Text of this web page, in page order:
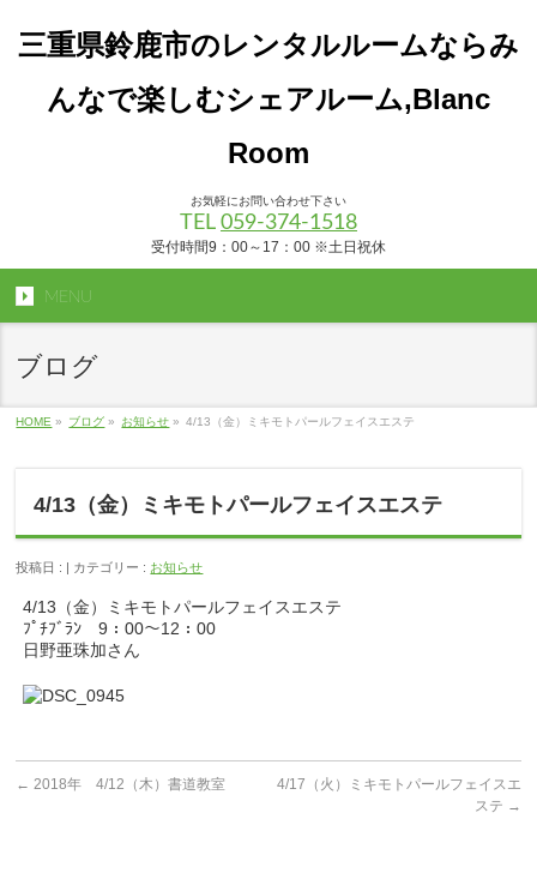
三重県鈴鹿市のレンタルルームならみ
んなで楽しむシェアルーム,Blanc
Room
お気軽にお問い合わせ下さい
TEL 059-374-1518
受付時間9：00～17：00 ※土日祝休
MENU
ブログ
HOME » ブログ » お知らせ » 4/13（金）ミキモトパールフェイスエステ
4/13（金）ミキモトパールフェイスエステ
投稿日 : | カテゴリー : お知らせ
4/13（金）ミキモトパールフェイスエステ
ﾌﾟﾁﾌﾞﾗﾝ 9：00～12：00
日野亜珠加さん
← 2018年 4/12（木）書道教室
4/17（火）ミキモトパールフェイスエ
ステ →